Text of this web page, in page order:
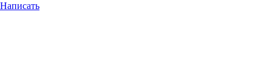
Написать